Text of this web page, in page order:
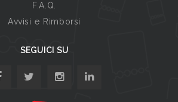
F.A.Q.
Avvisi e Rimborsi
SEGUICI SU